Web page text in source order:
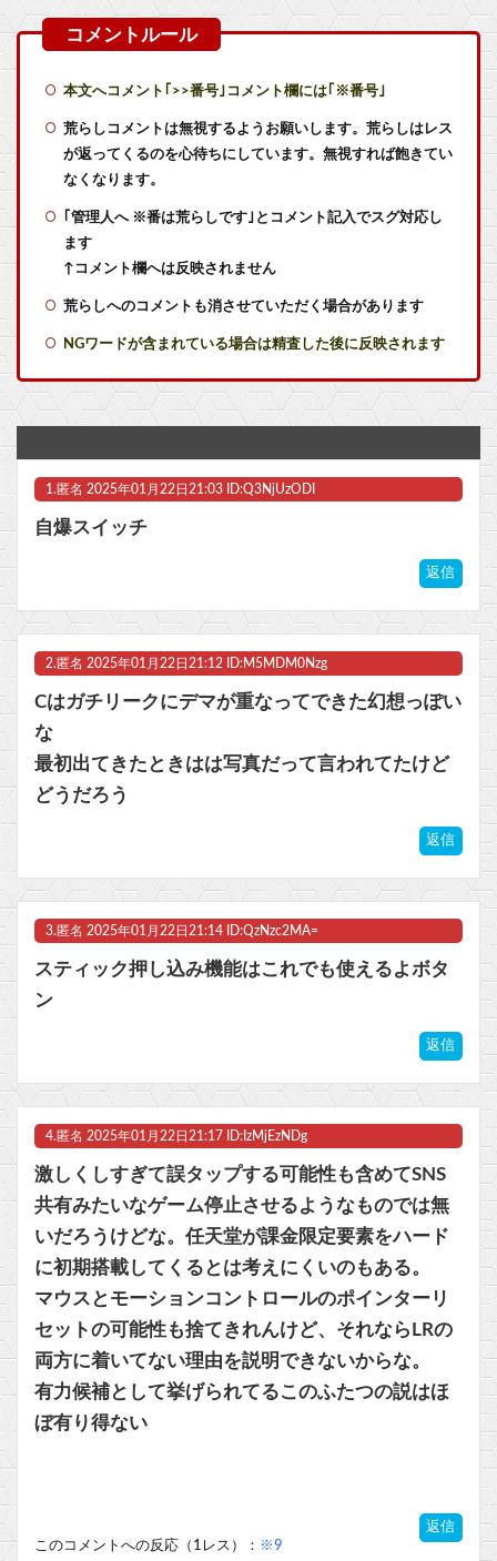
「ファミコンミニ、スーファミミニ、PCエンジンミニ、メガドラミニ、ネオジオミニ」って
『クロノトリガー』面白かったわ
【艦これ】オオヤマトウサギ 他
【艦これ】けーかいじん 他
【画像】有名女性声優「私はね、ハゲてる人が好きなの」他
【悲報】テレビ番組「15年前の日本はすごかった」【ドル円75円】
【悲報】「メトロイドプライム4」 新品が2999円に…
【ウマ娘】このキャラが声優（まりんか）同じってマジ！？←「スズカさんみたいな演技の方がレアだと聞いて驚いたよ」
ビットコイン再び1600万円へ。ドル円は147円に
本文へコメント｢>>番号｣コメント欄には｢※番号｣
荒らしコメントは無視するようお願いします。荒らしはレス
が返ってくるのを心待ちにしています。無視すれば飽きてい
なくなります。
｢管理人へ ※番は荒らしです｣とコメント記入でスグ対応し
ます
↑コメント欄へは反映されません
荒らしへのコメントも消させていただく場合があります
NGワードが含まれている場合は精査した後に反映されます
1. 匿名 2025年01月22日21:03 ID:Q3NjUzODI
自爆スイッチ
返信
2. 匿名 2025年01月22日21:12 ID:M5MDM0Nzg
Cはガチリークにデマが重なってできた幻想っぽい
な
最初出てきたときはは写真だって言われてたけど
どうだろう
返信
3. 匿名 2025年01月22日21:14 ID:QzNzc2MA=
スティック押し込み機能はこれでも使えるよボタ
ン
返信
4. 匿名 2025年01月22日21:17 ID:IzMjEzNDg
激しくしすぎて誤タップする可能性も含めてSNS
共有みたいなゲーム停止させるようなものでは無
いだろうけどな。任天堂が課金限定要素をハード
に初期搭載してくるとは考えにくいのもある。
マウスとモーションコントロールのポインターリ
セットの可能性も捨てきれんけど、それならLRの
両方に着いてない理由を説明できないからな。
有力候補として挙げられてるこのふたつの説はほ
ぼ有り得ない
返信
このコメントへの反応（1レス）： ※9